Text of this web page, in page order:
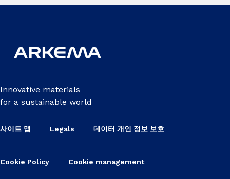
Innovative materials
for a sustainable world
사이트 맵 Legals 데이터 개인 정보 보호
Cookie Policy Cookie management